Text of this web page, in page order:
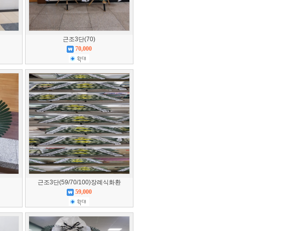
근조3단(70)
70,000
근조3단(59/70/100)장례식화환
59,000